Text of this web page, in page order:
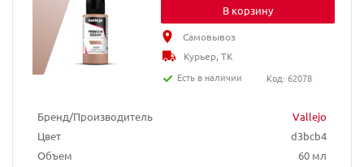
Бренд/Производитель
Vallejo
Цвет
d3bcb4
Объем
60 мл
В корзину
Самовывоз
Курьер, ТК
Есть в наличии
Код: 62078